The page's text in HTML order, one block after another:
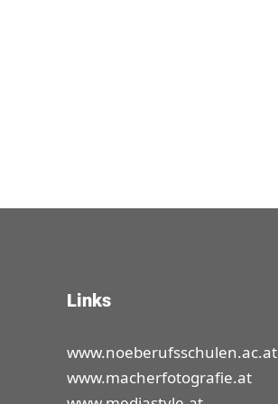
Links
www.noeberufsschulen.ac.at
www.macherfotografie.at